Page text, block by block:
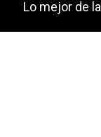
Lo mejor de